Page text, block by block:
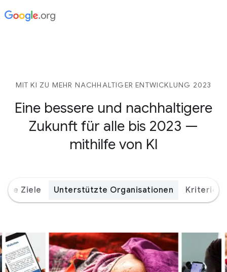
MIT KI ZU MEHR NACHHALTIGER ENTWICKLUNG 2023
Eine bessere und nachhaltigere
Zukunft für alle bis 2023 —
mithilfe von KI
Ziele Unterstützte Organisationen Kriterien